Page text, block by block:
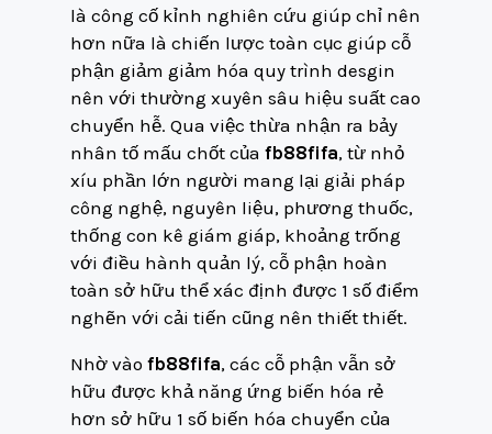
là công cố kỉnh nghiên cứu giúp chỉ nên
hơn nữa là chiến lược toàn cục giúp cỗ
phận giảm giảm hóa quy trình desgin
nên với thường xuyên sâu hiệu suất cao
chuyển hễ. Qua việc thừa nhận ra bảy
nhân tố mấu chốt của fb88fifa, từ nhỏ
xíu phần lớn người mang lại giải pháp
công nghệ, nguyên liệu, phương thuốc,
thống con kê giám giáp, khoảng trống
với điều hành quản lý, cỗ phận hoàn
toàn sở hữu thể xác định được 1 số điểm
nghẽn với cải tiến cũng nên thiết thiết.
Nhờ vào fb88fifa, các cỗ phận vẫn sở
hữu được khả năng ứng biến hóa rẻ
hơn sở hữu 1 số biến hóa chuyển của